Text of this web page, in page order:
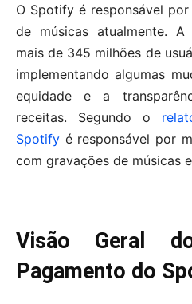
O Spotify é responsável
de músicas atualmente.
mais de 345 milhões de
implementando algumas
equidade e a
receitas. Segundo o
Spotify é responsável por
com gravações de músicas
Visão Geral
Pagamento do